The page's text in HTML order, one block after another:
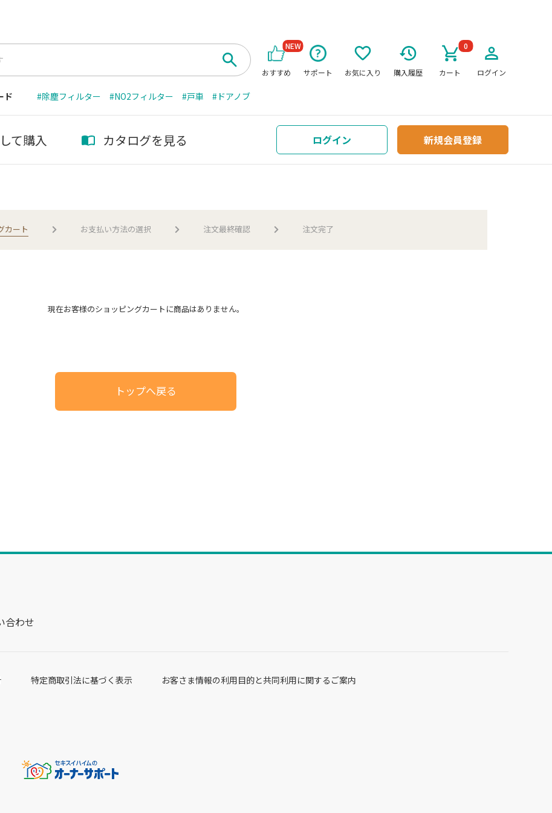
おすすめ
NEW
サポート お気に入り 購入履歴 カート
0
ログイン
ド #除塵フィルター #NO2フィルター #戸車 #ドアノブ
て購入 カタログを見る ログイン 新規会員登録
カート お支払い方法の選択 注文最終確認 注文完了
現在お客様のショッピングカートに商品はありません。
トップへ戻る
合わせ
特定商取引法に基づく表示 お客さま情報の利用目的と共同利用に関するご案内